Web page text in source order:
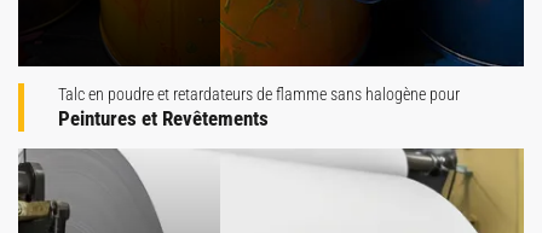
Talc en poudre et retardateurs de flamme sans halogène pour
Peintures et Revêtements